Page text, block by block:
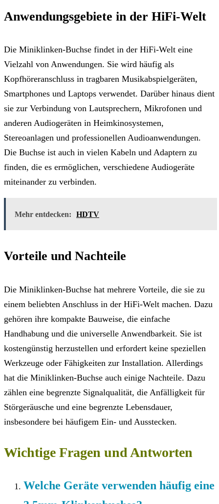
Anwendungsgebiete in der HiFi-Welt
Die Miniklinken-Buchse findet in der HiFi-Welt eine
Vielzahl von Anwendungen. Sie wird häufig als
Kopfhöreranschluss in tragbaren Musikabspielgeräten,
Smartphones und Laptops verwendet. Darüber hinaus dient
sie zur Verbindung von Lautsprechern, Mikrofonen und
anderen Audiogeräten in Heimkinosystemen,
Stereoanlagen und professionellen Audioanwendungen.
Die Buchse ist auch in vielen Kabeln und Adaptern zu
finden, die es ermöglichen, verschiedene Audiogeräte
miteinander zu verbinden.
Mehr entdecken: HDTV
Vorteile und Nachteile
Die Miniklinken-Buchse hat mehrere Vorteile, die sie zu
einem beliebten Anschluss in der HiFi-Welt machen. Dazu
gehören ihre kompakte Bauweise, die einfache
Handhabung und die universelle Anwendbarkeit. Sie ist
kostengünstig herzustellen und erfordert keine speziellen
Werkzeuge oder Fähigkeiten zur Installation. Allerdings
hat die Miniklinken-Buchse auch einige Nachteile. Dazu
zählen eine begrenzte Signalqualität, die Anfälligkeit für
Störgeräusche und eine begrenzte Lebensdauer,
insbesondere bei häufigem Ein- und Ausstecken.
Wichtige Fragen und Antworten
Welche Geräte verwenden häufig eine